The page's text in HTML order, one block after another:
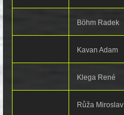
Böhm Radek
Kavan Adam
Klega René
Růža Miroslav